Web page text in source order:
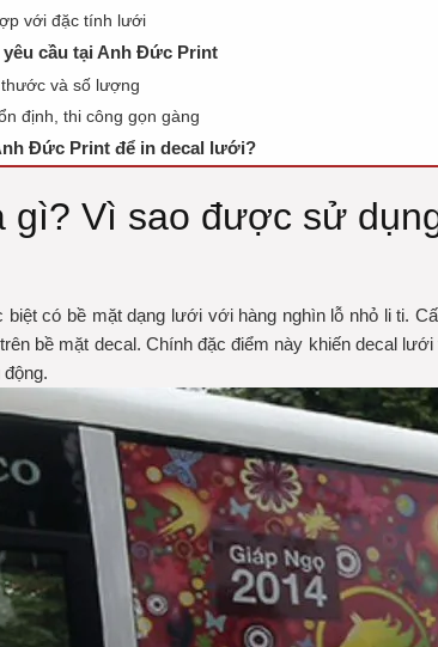
với đặc tính lưới
cầu tại Anh Đức Print
và số lượng
định, thi công gọn gàng
Đức Print để in decal lưới?
gì? Vì sao được sử
biệt có bề mặt dạng lưới với hàng nghìn lỗ nhỏ li ti.
bề mặt decal. Chính đặc điểm này khiến decal